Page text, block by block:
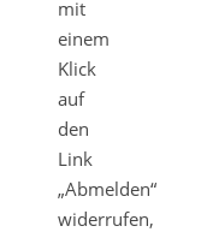
mit
einem
Klick
auf
den
Link
„Abmelden“
widerrufen,